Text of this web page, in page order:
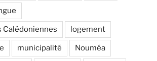
Calédoniennes logement
municipalité Nouméa